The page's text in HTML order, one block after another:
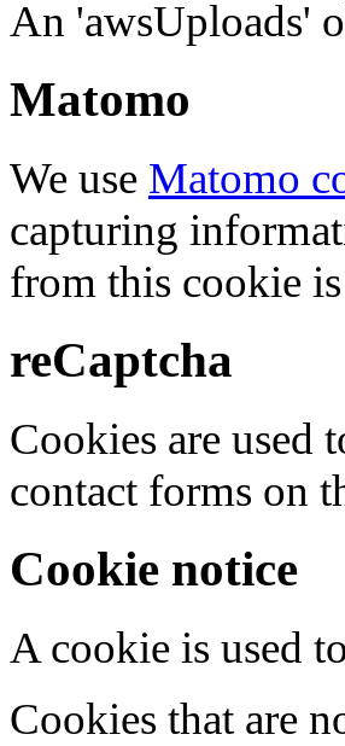
An 'awsUploads'
Matomo
We use Matomo
capturing
from this cookie
reCaptcha
Cookies are used
contact forms on
Cookie notice
A cookie is used
Cookies that are